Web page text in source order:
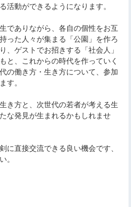
活動ができるようになります。
でありながら、各自の個性をお互
った人々が集まる「公園」を作ろ
、ゲストでお招きする「社会人」
と、これからの時代を作っていく
の働き方・生き方について、参加
す。
き方と、次世代の若者が考える生
な発見が生まれるかもしれませ
に直接交流できる良い機会です、
。